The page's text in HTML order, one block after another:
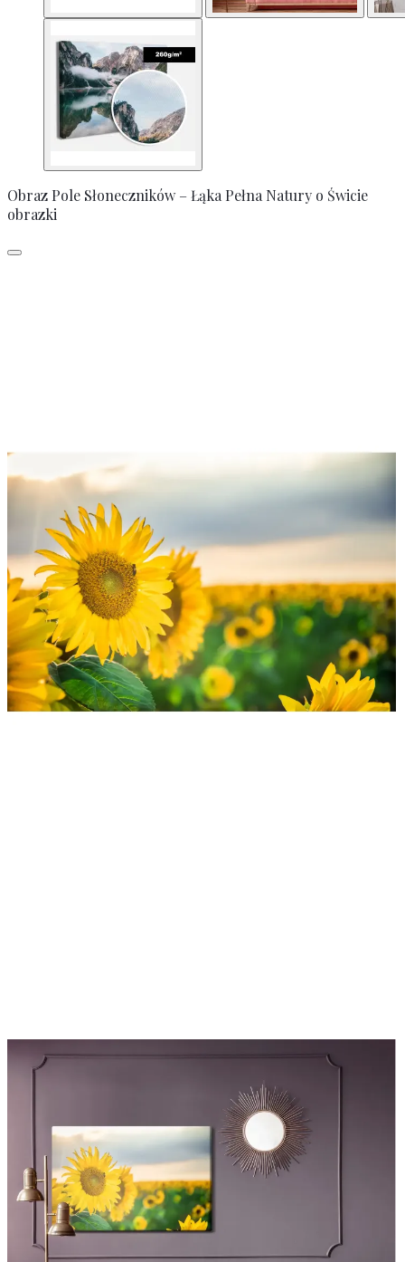
Obraz Pole Słoneczników – Łąka Pełna Natury o Świcie
obrazki